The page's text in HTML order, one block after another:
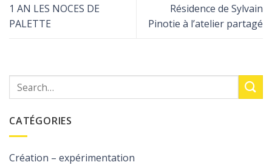
1 AN LES NOCES DE
PALETTE
Résidence de Sylvain
Pinotie à l’atelier partagé
CATÉGORIES
Création – expérimentation